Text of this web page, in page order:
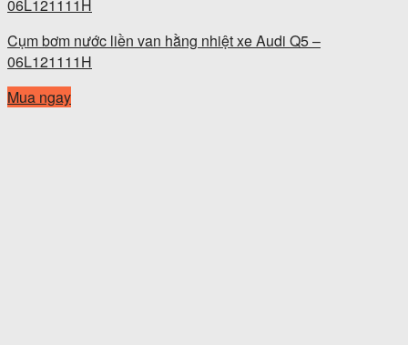
Cụm bơm nước liền van hằng nhiệt xe Audi Q5 –
06L121111H
Mua ngay